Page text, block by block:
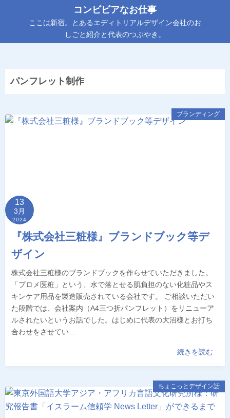
ン
ッ
コンビビアなお仕事
ここは新宿。とあるエディトリアルデザイン会社のお
しごと紹介と代表のつぶやき。
パンフレット制作
ブランディング
13
3月
2024
『株式会社三粧様』ブランドブック等デ
ザイン
株式会社三粧様のブランドブックを作らせていただきました。
「プロメ医粧」という、水で落とせる肌負担のない化粧品やス
キンケア用品を製造販売されている会社です。 ご相談いただい
た段階では、会社案内（A4三つ折パンフレット）をリニューア
ルされたいというお話でした。はじめに代表の大沼様とお打ち
合わせをさせてい…
続きを読む
ちょこっとデザイン話